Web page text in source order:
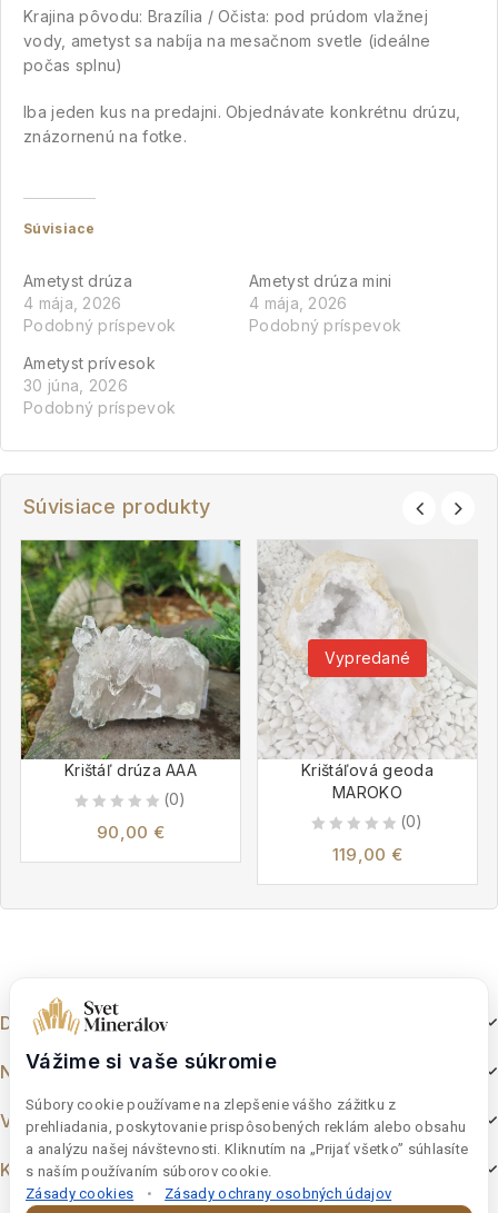
Krajina pôvodu: Brazília / Očista: pod prúdom vlažnej
vody, ametyst sa nabíja na mesačnom svetle (ideálne
počas splnu)
Iba jeden kus na predajni. Objednávate konkrétnu drúzu,
znázornenú na fotke.
Súvisiace
Ametyst drúza
4 mája, 2026
Podobný príspevok
Ametyst drúza mini
4 mája, 2026
Podobný príspevok
Ametyst prívesok
30 júna, 2026
Podobný príspevok
Súvisiace produkty
Krištáľ drúza AAA
(0)
90,00 €
Vypredané
Krištáľová geoda
MAROKO
(0)
119,00 €
Dokumenty
Nakupovanie
Výber z e-shopu
Kontakt
Vážime si vaše súkromie
Súbory cookie používame na zlepšenie vášho zážitku z
prehliadania, poskytovanie prispôsobených reklám alebo obsahu
a analýzu našej návštevnosti. Kliknutím na „Prijať všetko” súhlasíte
s naším používaním súborov cookie.
Zásady cookies
• Zásady ochrany osobných údajov